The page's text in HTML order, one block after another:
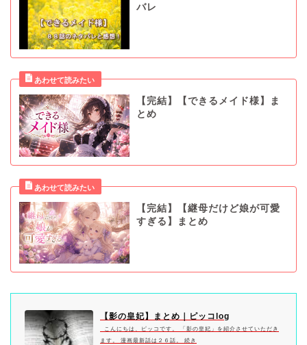
バレ
【完結】【できるメイド様】ま
とめ
【完結】【継母だけど娘が可愛
すぎる】まとめ
【影の皇妃】まとめ｜ピッコlog
こんにちは、ピッコです。 「影の皇妃」を紹介させていただき
ます。 漫画最新話は２６話。 続き